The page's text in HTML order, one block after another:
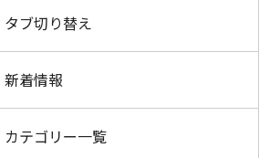
タブ切り替え
新着情報
カテゴリー一覧